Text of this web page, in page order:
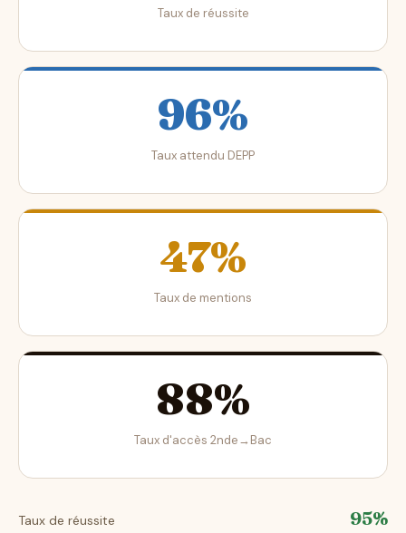
Taux de réussite
96%
Taux attendu DEPP
47%
Taux de mentions
88%
Taux d'accès 2nde→Bac
Taux de réussite 95%